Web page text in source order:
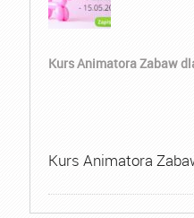
Kurs Animatora Zabaw
Kurs Animatora